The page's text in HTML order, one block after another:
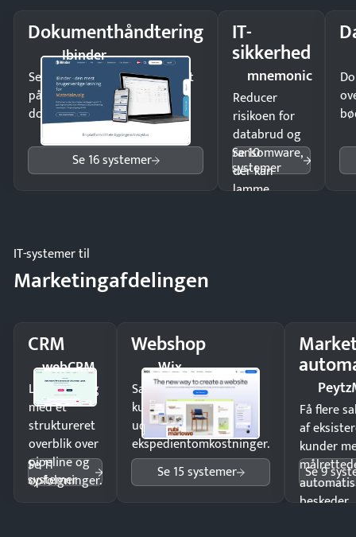
Dokumenthåndtering
Ibinder
Send kontrakter til underskrift
på minutter og mist ingen
dokumenter.
Se 16 systemer
IT-
sikkerhed
mnemonic
Reducer
risikoen for
databrud og
ransomware,
der kan
lamme
Se 10
systemer
IT-systemer til
Marketingafdelingen
CRM
webCRM
Luk flere salg
med et
struktureret
overblik over
pipeline og
opfølgninger.
Se 11
systemer
Webshop
Wix
Sælg produkter 24/7 til
kunder i hele landet
uden
ekspedientomkostninger.
Se 15 systemer
Få flere
af
kunder
beskeder.
Se 9